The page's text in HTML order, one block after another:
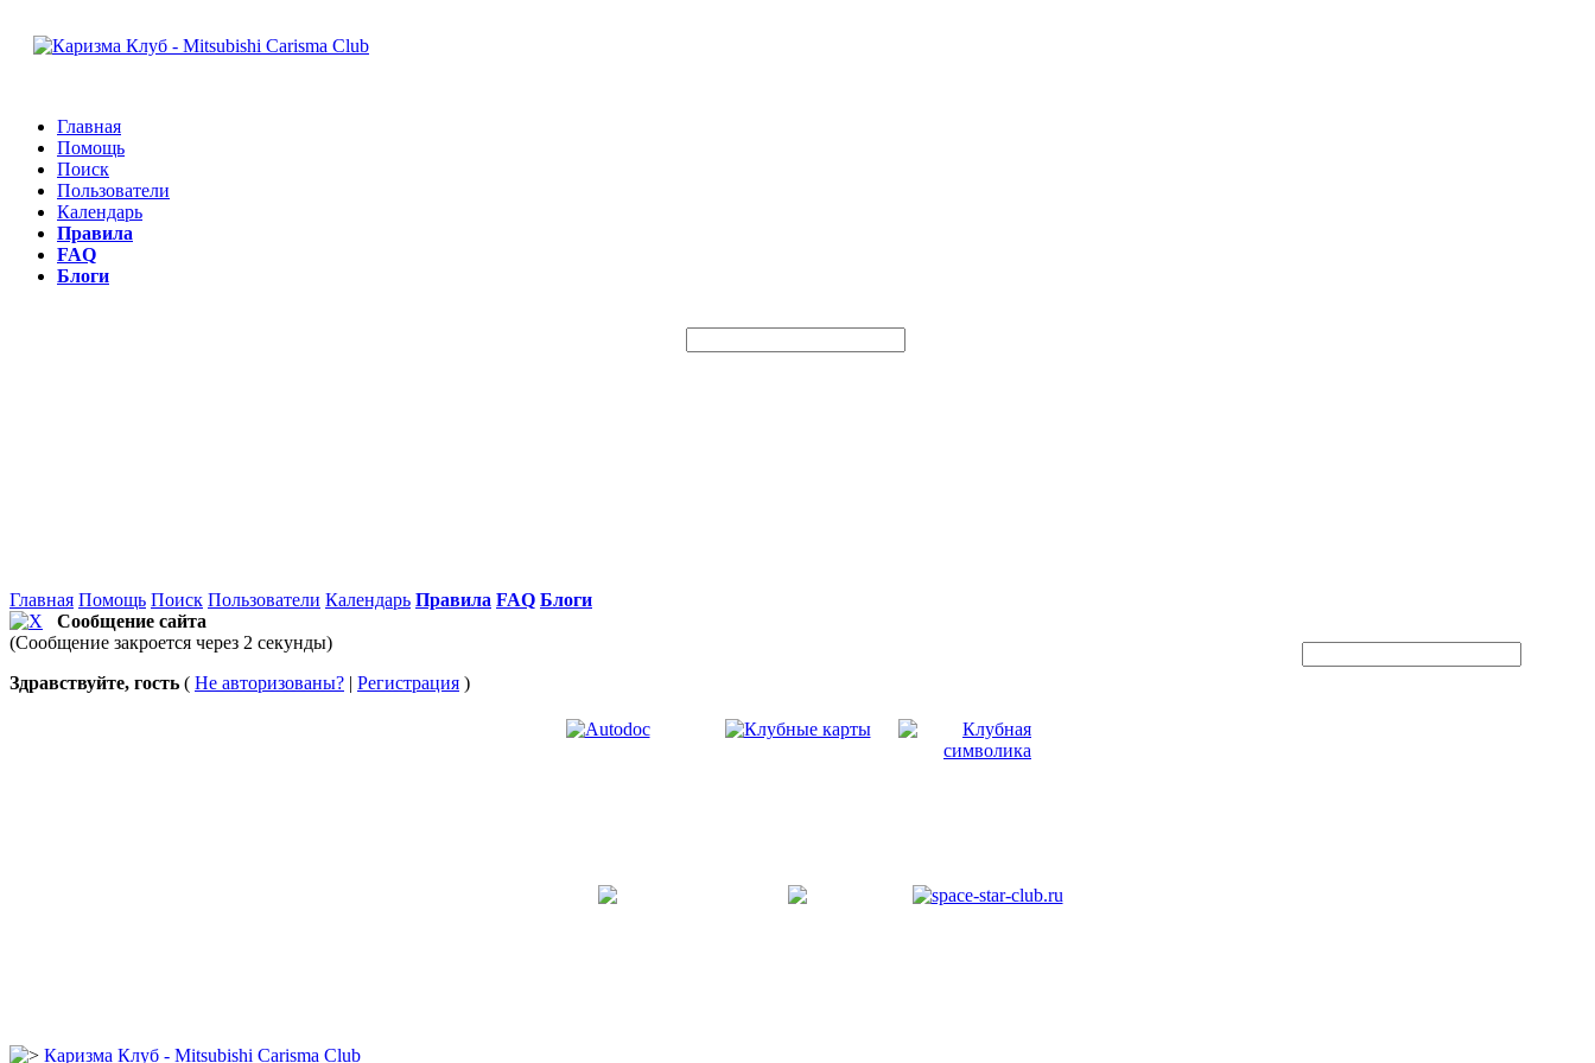
Главная
Помощь
Поиск
Пользователи
Календарь
Правила
FAQ
Блоги
Главная Помощь Поиск Пользователи Календарь Правила FAQ Блоги
Сообщение сайта
(Сообщение закроется через 2 секунды)
Здравствуйте, гость ( Не авторизованы? | Регистрация )
Каризма Клуб - Mitsubishi Carisma Club